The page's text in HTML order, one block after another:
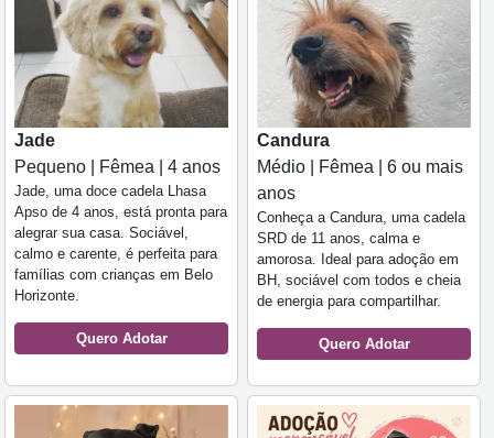
Jade
Pequeno | Fêmea | 4 anos
Jade, uma doce cadela Lhasa
Apso de 4 anos, está pronta para
alegrar sua casa. Sociável,
calmo e carente, é perfeita para
famílias com crianças em Belo
Horizonte.
Quero Adotar
Candura
Médio | Fêmea | 6 ou mais
anos
Conheça a Candura, uma cadela
SRD de 11 anos, calma e
amorosa. Ideal para adoção em
BH, sociável com todos e cheia
de energia para compartilhar.
Quero Adotar